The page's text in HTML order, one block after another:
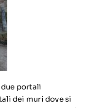
due portali
dei muri dove si